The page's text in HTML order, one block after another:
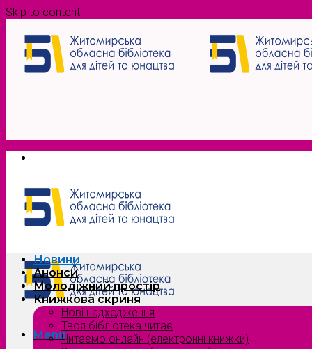
Skip to content
Menu
Новини
Анонси
Молодіжний простір
Книжкова скриня
Нові надходження
Твоя бібліотека читає
Читаємо онлайн (електронні книжки)